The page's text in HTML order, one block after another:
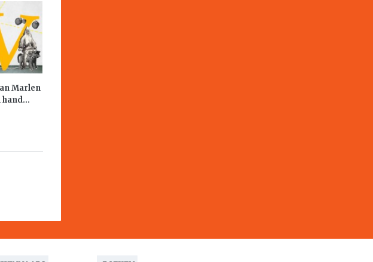
Marlen
hand...